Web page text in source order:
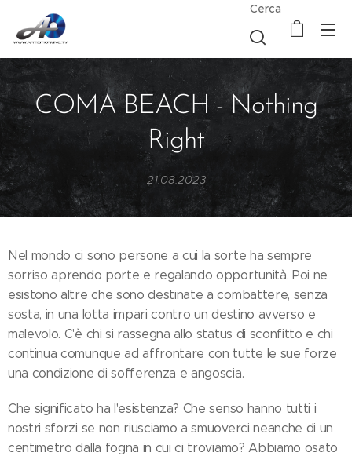
Cerca
COMA BEACH - Nothing
Right
21.08.2023
Nel mondo ci sono persone a cui la sorte ha sempre
sorriso aprendo porte e regalando opportunità. Poi ne
esistono altre che sono destinate a combattere, senza
sosta, in una lotta impari contro un destino avverso e
malevolo. C'è chi si rassegna allo status di sconfitto e chi
continua comunque ad affrontare con tutte le sue forze
una condizione di sofferenza e angoscia.
Che significato ha l'esistenza? Che senso hanno tutti i
nostri sforzi se non riusciamo a smuoverci neanche di un
centimetro dalla fogna in cui ci troviamo? Abbiamo osato